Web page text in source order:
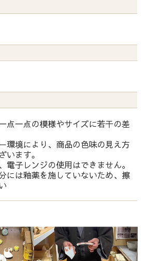
点一点の模様やサイズに若干の差
環境により、商品の色味の見え方
います。
電子レンジの使用はできません。
には釉薬を施していないため、擦